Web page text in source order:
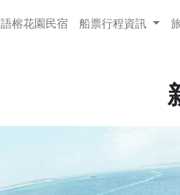
語榕花園民宿 船票行程資訊